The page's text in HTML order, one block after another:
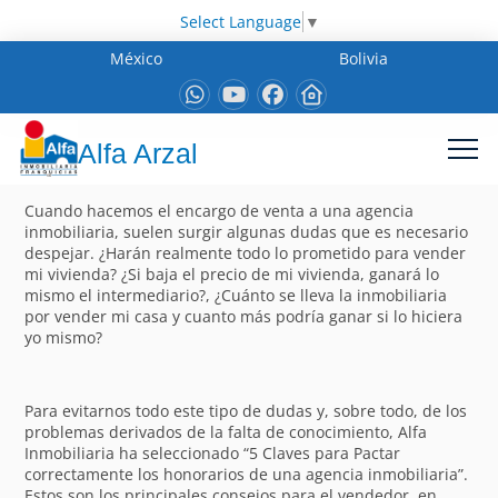
Select Language ▼
México
Bolivia
Alfa Arzal
Cuando hacemos el encargo de venta a una agencia
inmobiliaria, suelen surgir algunas dudas que es necesario
despejar. ¿Harán realmente todo lo prometido para vender
mi vivienda? ¿Si baja el precio de mi vivienda, ganará lo
mismo el intermediario?, ¿Cuánto se lleva la inmobiliaria
por vender mi casa y cuanto más podría ganar si lo hiciera
yo mismo?
Para evitarnos todo este tipo de dudas y, sobre todo, de los
problemas derivados de la falta de conocimiento, Alfa
Inmobiliaria ha seleccionado “5 Claves para Pactar
correctamente los honorarios de una agencia inmobiliaria”.